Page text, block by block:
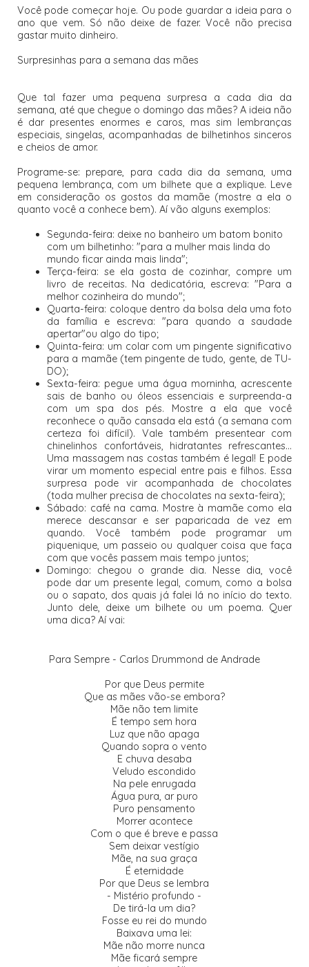
Você pode começar hoje. Ou pode guardar a ideia para o
ano que vem. Só não deixe de fazer. Você não precisa
gastar muito dinheiro.
Surpresinhas para a semana das mães
Que tal fazer uma pequena surpresa a cada dia da
semana, até que chegue o domingo das mães? A ideia não
é dar presentes enormes e caros, mas sim lembranças
especiais, singelas, acompanhadas de bilhetinhos sinceros
e cheios de amor.
Programe-se: prepare, para cada dia da semana, uma
pequena lembrança, com um bilhete que a explique. Leve
em consideração os gostos da mamãe (mostre a ela o
quanto você a conhece bem). Aí vão alguns exemplos:
Segunda-feira: deixe no banheiro um batom bonito
com um bilhetinho: "para a mulher mais linda do
mundo ficar ainda mais linda";
Terça-feira: se ela gosta de cozinhar, compre um
livro de receitas. Na dedicatória, escreva: "Para a
melhor cozinheira do mundo";
Quarta-feira: coloque dentro da bolsa dela uma foto
da família e escreva: "para quando a saudade
apertar"ou algo do tipo;
Quinta-feira: um colar com um pingente significativo
para a mamãe (tem pingente de tudo, gente, de TU-
DO);
Sexta-feira: pegue uma água morninha, acrescente
sais de banho ou óleos essenciais e surpreenda-a
com um spa dos pés. Mostre a ela que você
reconhece o quão cansada ela está (a semana com
certeza foi difícil). Vale também presentear com
chinelinhos confortáveis, hidratantes refrescantes...
Uma massagem nas costas também é legal! E pode
virar um momento especial entre pais e filhos. Essa
surpresa pode vir acompanhada de chocolates
(toda mulher precisa de chocolates na sexta-feira);
Sábado: café na cama. Mostre à mamãe como ela
merece descansar e ser paparicada de vez em
quando. Você também pode programar um
piquenique, um passeio ou qualquer coisa que faça
com que vocês passem mais tempo juntos;
Domingo: chegou o grande dia. Nesse dia, você
pode dar um presente legal, comum, como a bolsa
ou o sapato, dos quais já falei lá no início do texto.
Junto dele, deixe um bilhete ou um poema. Quer
uma dica? Aí vai:
Para Sempre - Carlos Drummond de Andrade
Por que Deus permite
Que as mães vão-se embora?
Mãe não tem limite
É tempo sem hora
Luz que não apaga
Quando sopra o vento
E chuva desaba
Veludo escondido
Na pele enrugada
Água pura, ar puro
Puro pensamento
Morrer acontece
Com o que é breve e passa
Sem deixar vestígio
Mãe, na sua graça
É eternidade
Por que Deus se lembra
- Mistério profundo -
De tirá-la um dia?
Fosse eu rei do mundo
Baixava uma lei:
Mãe não morre nunca
Mãe ficará sempre